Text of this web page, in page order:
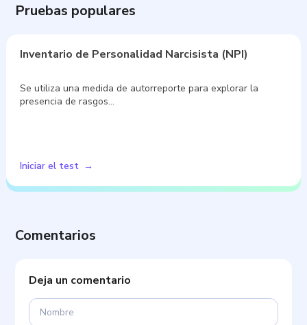
Pruebas populares
Inventario de Personalidad Narcisista (NPI)
Se utiliza una medida de autorreporte para explorar la
presencia de rasgos…
Iniciar el test
Comentarios
Deja un comentario